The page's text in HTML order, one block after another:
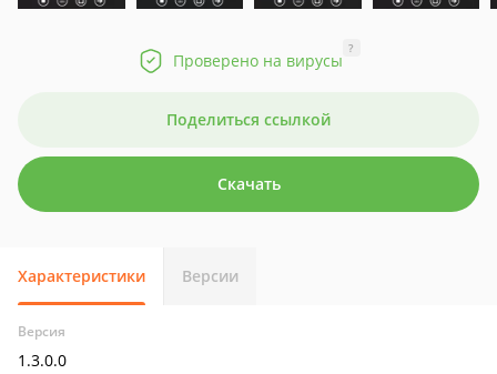
Проверено на вирусы
?
Поделиться ссылкой
Скачать
Характеристики Версии
Версия
1.3.0.0